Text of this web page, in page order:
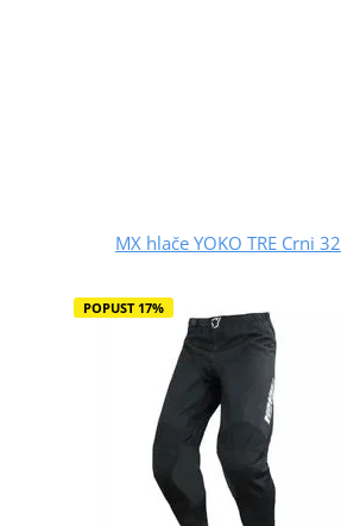
MX hlače YOKO TRE Crni 32
POPUST 17%